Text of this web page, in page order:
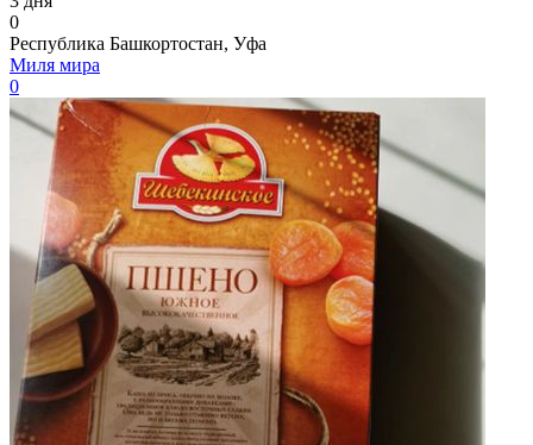
0
Республика Башкортостан, Уфа
Миля мира
0